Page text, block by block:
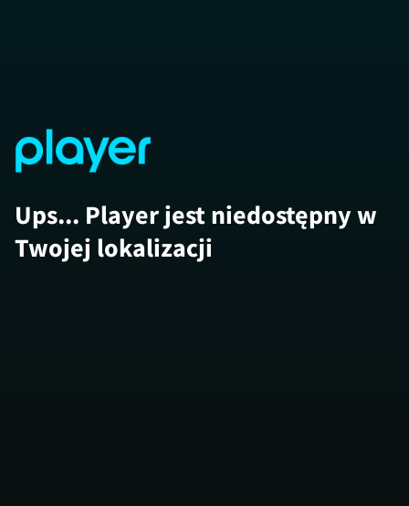
Ups... Player jest niedostępny w
Twojej lokalizacji